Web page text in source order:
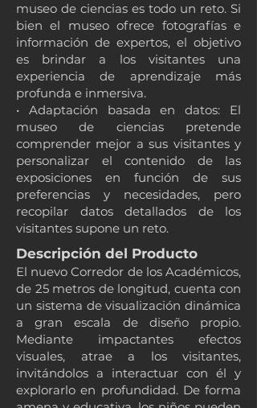
museo de ciencias es todo un reto. Si
bien el museo ofrece fotografías e
información de expertos, el objetivo
es brindar a los visitantes una
experiencia de aprendizaje más
profunda e inmersiva.
• Adaptación basada en datos: El
museo de ciencias pretende
comprender mejor a sus visitantes y
personalizar el contenido de las
exposiciones en función de sus
preferencias y necesidades, pero
recopilar datos detallados de los
visitantes supone un reto.
Descripción del Producto
El nuevo Corredor de los Académicos,
de 25 metros de longitud, cuenta con
un sistema de visualización dinámica
a gran escala de diseño propio.
Mediante impactantes efectos
visuales, atrae a los visitantes,
invitándolos a interactuar con él y
explorarlo en profundidad. De forma